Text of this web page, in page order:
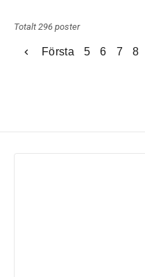
Totalt 296 poster
Första 5 6 7 8